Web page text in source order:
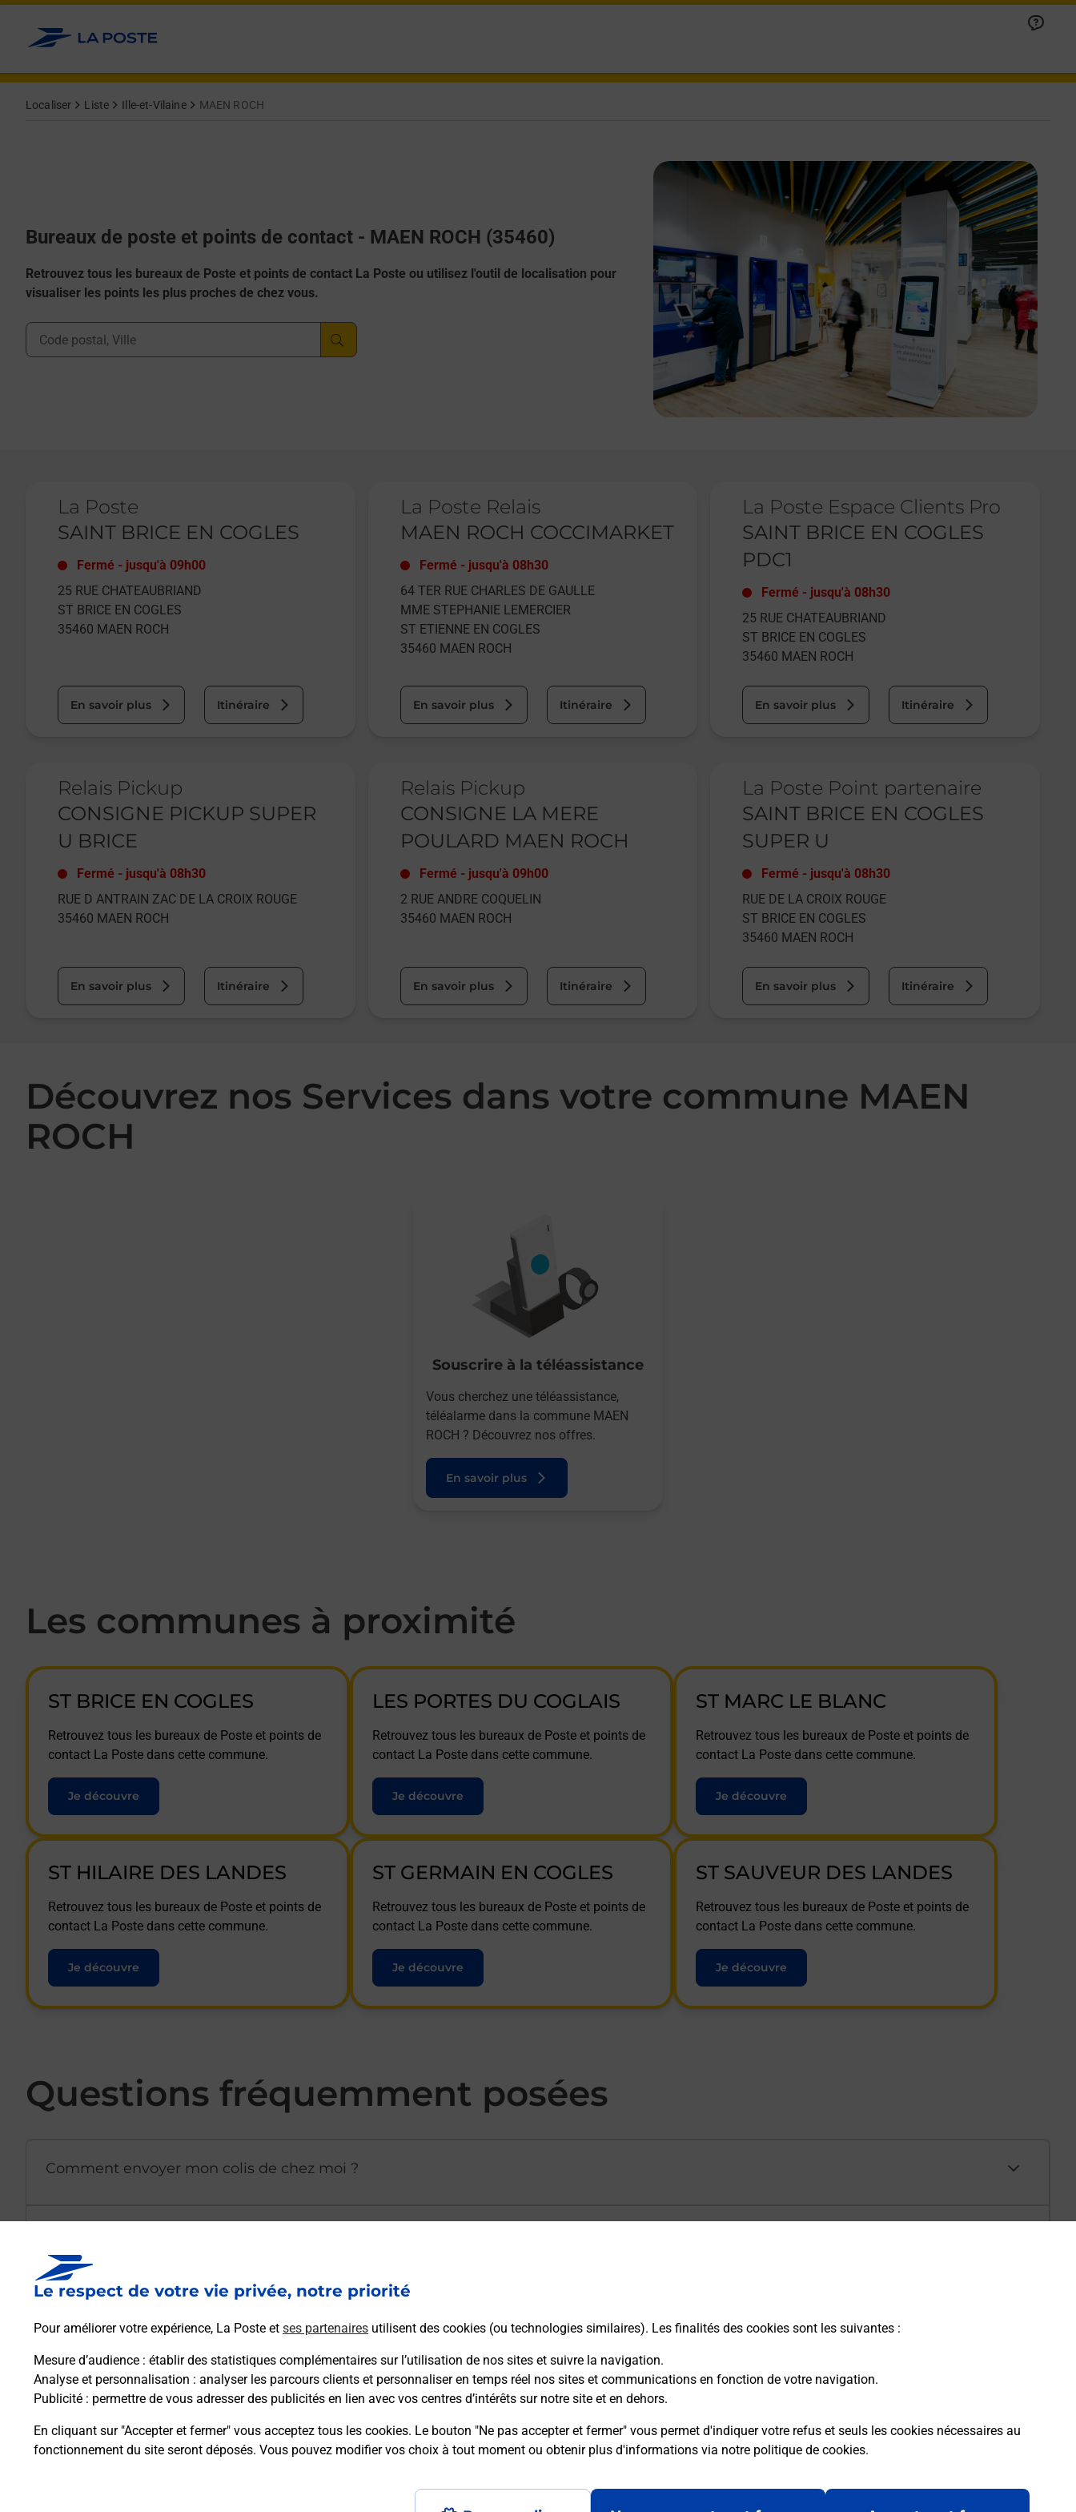
Le respect de votre vie privée, notre priorité
Pour améliorer votre expérience, La Poste et ses partenaires utilisent des cookies (ou technologies similaires). Les finalités des cookies sont les suivantes :
Mesure d’audience : établir des statistiques complémentaires sur l’utilisation de nos sites et suivre la navigation.
Analyse et personnalisation : analyser les parcours clients et personnaliser en temps réel nos sites et communications en fonction de votre navigation.
Publicité : permettre de vous adresser des publicités en lien avec vos centres d’intérêts sur notre site et en dehors.
En cliquant sur "Accepter et fermer" vous acceptez tous les cookies. Le bouton "Ne pas accepter et fermer" vous permet d'indiquer votre refus et seuls les cookies nécessaires au
fonctionnement du site seront déposés. Vous pouvez modifier vos choix à tout moment ou obtenir plus d'informations via notre politique de cookies.
Allez au contenu
Localiser Liste Ille-et-Vilaine MAEN ROCH
Bureaux de poste et points de contact - MAEN ROCH (35460)
Retrouvez tous les bureaux de Poste et points de contact La Poste ou utilisez l'outil de localisation pour
visualiser les points les plus proches de chez vous.
Ville, Département, Code Postal
La Poste
SAINT BRICE EN COGLES
Fermé - jusqu'à 09h00
25 RUE CHATEAUBRIAND
ST BRICE EN COGLES
35460 MAEN ROCH
En savoir plus Itinéraire
La Poste Relais
MAEN ROCH COCCIMARKET
Fermé - jusqu'à 08h30
64 TER RUE CHARLES DE GAULLE
MME STEPHANIE LEMERCIER
ST ETIENNE EN COGLES
35460 MAEN ROCH
En savoir plus Itinéraire
La Poste Espace Clients Pro
SAINT BRICE EN COGLES
PDC1
Fermé - jusqu'à 08h30
25 RUE CHATEAUBRIAND
ST BRICE EN COGLES
35460 MAEN ROCH
En savoir plus Itinéraire
Relais Pickup
CONSIGNE PICKUP SUPER
U BRICE
Fermé - jusqu'à 08h30
RUE D ANTRAIN ZAC DE LA CROIX ROUGE
35460 MAEN ROCH
En savoir plus Itinéraire
Relais Pickup
CONSIGNE LA MERE
POULARD MAEN ROCH
Fermé - jusqu'à 09h00
2 RUE ANDRE COQUELIN
35460 MAEN ROCH
En savoir plus Itinéraire
La Poste Point partenaire
SAINT BRICE EN COGLES
SUPER U
Fermé - jusqu'à 08h30
RUE DE LA CROIX ROUGE
ST BRICE EN COGLES
35460 MAEN ROCH
En savoir plus Itinéraire
Découvrez nos Services dans votre commune MAEN
ROCH
Souscrire à la téléassistance
Vous cherchez une téléassistance,
téléalarme dans la commune MAEN
ROCH ? Découvrez nos offres.
En savoir plus
Les communes à proximité
ST BRICE EN COGLES
Retrouvez tous les bureaux de Poste et points de
contact La Poste dans cette commune.
Je découvre
LES PORTES DU COGLAIS
Retrouvez tous les bureaux de Poste et points de
contact La Poste dans cette commune.
Je découvre
ST MARC LE BLANC
Retrouvez tous les bureaux de Poste et points de
contact La Poste dans cette commune.
Je découvre
ST HILAIRE DES LANDES
Retrouvez tous les bureaux de Poste et points de
contact La Poste dans cette commune.
Je découvre
ST GERMAIN EN COGLES
Retrouvez tous les bureaux de Poste et points de
contact La Poste dans cette commune.
Je découvre
ST SAUVEUR DES LANDES
Retrouvez tous les bureaux de Poste et points de
contact La Poste dans cette commune.
Je découvre
Questions fréquemment posées
Comment envoyer mon colis de chez moi ?
Afficher ou masquer la réponse
Afficher ou masquer la réponse
Comment demander une modification de livraison ?
Afficher ou masquer la réponse
Comment La Poste participe-t-elle à votre sécurité au quotidien ?
Afficher ou masquer la réponse
Puis-je passer mon code de la route avec La Poste et sous quelles conditions ?
Afficher ou masquer la réponse